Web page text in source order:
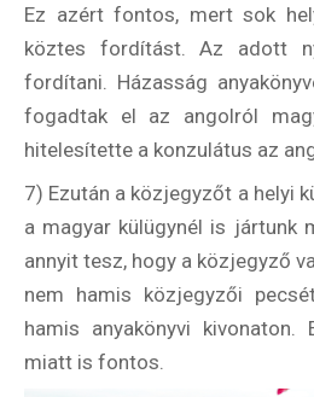
Ez azért fontos, mert sok
köztes fordítást. Az adott
fordítani. Házasság
fogadtak el az angolról
hitelesítette a konzulátus az
7) Ezután a közjegyzőt a helyi
a magyar külügynél is jártunk
annyit tesz, hogy a közjegyző
nem hamis közjegyzői
hamis anyakönyvi kivonaton.
miatt is fontos.